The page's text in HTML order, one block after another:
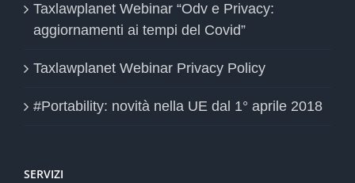
Taxlawplanet Webinar “Odv e Privacy:
aggiornamenti ai tempi del Covid”
Taxlawplanet Webinar Privacy Policy
#Portability: novità nella UE dal 1° aprile 2018
SERVIZI